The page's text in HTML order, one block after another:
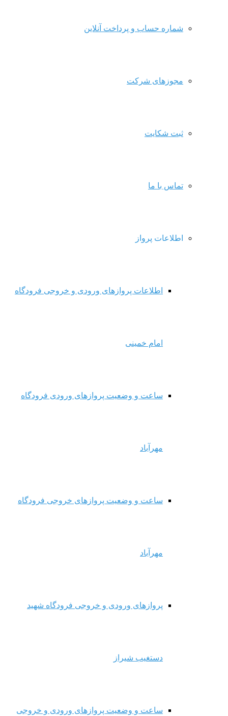
شماره حساب و پرداخت آنلاین
مجوزهای شرکت
ثبت شکایت
تماس با ما
اطلاعات پرواز
اطلاعات پروازهای ورودی و خروجی فرودگاه
امام خمینی
ساعت و وضعیت پروازهای ورودی فرودگاه
مهرآباد
ساعت و وضعیت پروازهای خروجی فرودگاه
مهرآباد
پروازهای ورودی و خروجی فرودگاه شهید
دستغیب شیراز
ساعت و وضعیت پروازهای ورودی و خروجی